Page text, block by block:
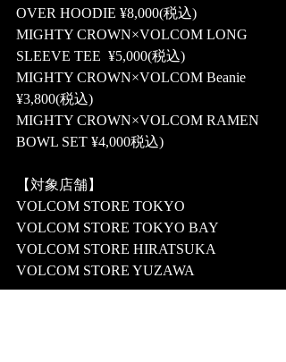
OVER HOODIE ¥8,000(税込)
MIGHTY CROWN×VOLCOM LONG
SLEEVE TEE  ¥5,000(税込)
MIGHTY CROWN×VOLCOM Beanie
¥3,800(税込)
MIGHTY CROWN×VOLCOM RAMEN
BOWL SET ¥4,000税込)
【対象店舗】
VOLCOM STORE TOKYO
VOLCOM STORE TOKYO BAY
VOLCOM STORE HIRATSUKA
VOLCOM STORE YUZAWA